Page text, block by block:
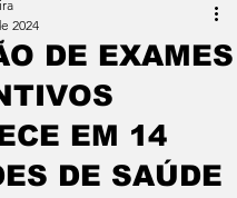
DE EXAMES
EM 14
DE SAÚDE
2024